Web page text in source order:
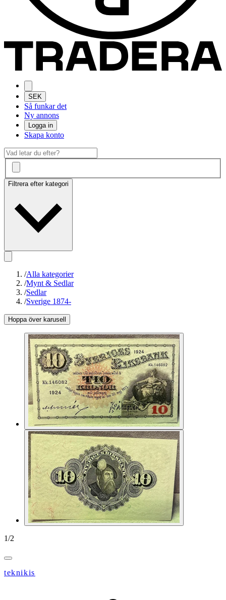
SEK
Så funkar det
Ny annons
Logga in
Skapa konto
Filtrera efter kategori
/Alla kategorier
/Mynt & Sedlar
/Sedlar
/Sverige 1874-
Hoppa över karusell
1/2
teknikis